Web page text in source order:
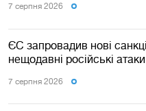
7 серпня 2026
ЄС запровадив нові
нещодавні російські атаки
7 серпня 2026